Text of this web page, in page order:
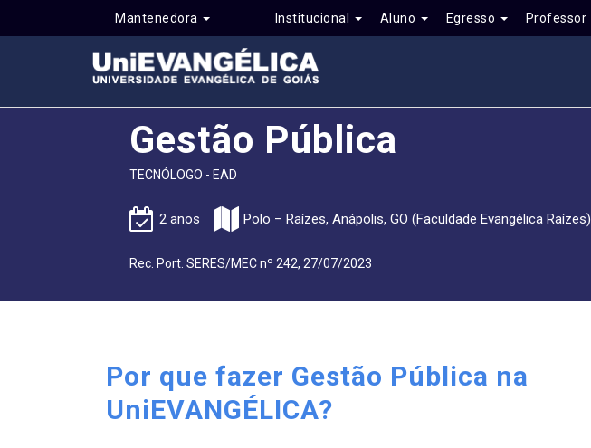
Mantenedora Institucional Aluno Egresso Professor
Gestão Pública
TECNÓLOGO - EAD
2 anos Polo – Raízes, Anápolis, GO (Faculdade Evangélica Raízes)
Rec. Port. SERES/MEC nº 242, 27/07/2023
Por que fazer Gestão Pública na
UniEVANGÉLICA?